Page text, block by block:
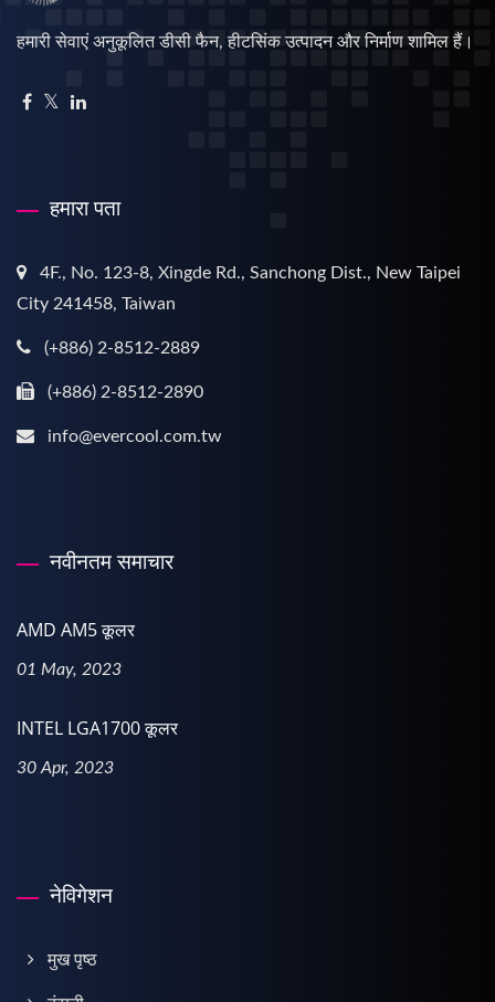
हमारी सेवाएं अनुकूलित डीसी फैन, हीटसिंक उत्पादन और निर्माण शामिल हैं।
हमारा पता
4F., No. 123-8, Xingde Rd., Sanchong Dist., New Taipei
City 241458, Taiwan
(+886) 2-8512-2889
(+886) 2-8512-2890
info@evercool.com.tw
नवीनतम समाचार
AMD AM5 कूलर
01 May, 2023
INTEL LGA1700 कूलर
30 Apr, 2023
नेविगेशन
मुख पृष्ठ